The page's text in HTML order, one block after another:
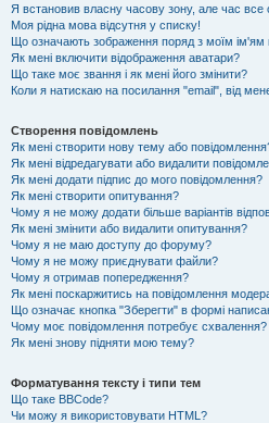
Я встановив власну часову зону, але час все
Моя рідна мова відсутня у списку!
Що означають зображення поряд з моїм ім'ям
Як мені включити відображення аватари?
Що таке моє звання і як мені його змінити?
Коли я натискаю на посилання "email", від
Створення повідомлень
Як мені створити нову тему або
Як мені відредагувати або видалити
Як мені додати підпис до мого повідомлення?
Як мені створити опитування?
Чому я не можу додати більше варіантів
Як мені змінити або видалити опитування?
Чому я не маю доступу до форуму?
Чому я не можу приєднувати файли?
Чому я отримав попередження?
Як мені поскаржитись на повідомлення
Що означає кнопка "Зберегти" в формі
Чому моє повідомлення потребує схвалення?
Як мені знову підняти мою тему?
Форматування тексту і типи тем
Що таке BBCode?
Чи можу я використовувати HTML?